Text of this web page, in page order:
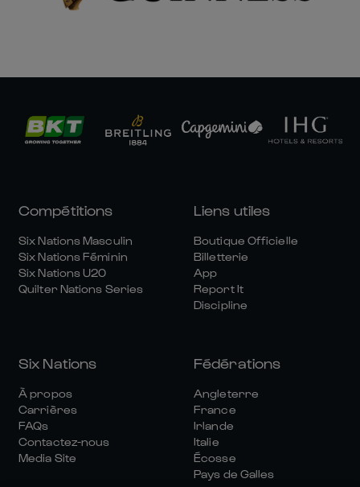
Compétitions
Six Nations Masculin
Six Nations Féminin
Six Nations U20
Quilter Nations Series
Liens utiles
Boutique Officielle
Billetterie
App
Report It
Discipline
Six Nations
À propos
Carrières
FAQs
Contactez-nous
Media Site
Fédérations
Angleterre
France
Irlande
Italie
Écosse
Pays de Galles